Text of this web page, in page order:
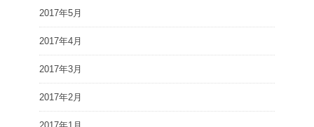
2017年5月
2017年4月
2017年3月
2017年2月